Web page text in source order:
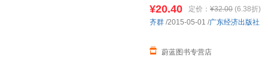
¥20.40 定价： ¥32.00 (6.38折)
蔚蓝图书专营店
齐群 /2015-05-01 /广东经济出版社